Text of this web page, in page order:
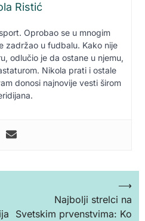
Ristić
Oprobao se u mnogim
zadržao u fudbalu. Kako nije
odlučio je da ostane u njemu,
Nikola prati i ostale
donosi najnovije vesti širom
Najbolji strelci na
Svetskim prvenstvima: Ko
⟶